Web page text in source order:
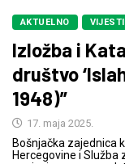
AKTUELNO VIJESTI
Izložba i
društvo
1948)”
17. maja 2025.
Bošnjačka zajednica
Hercegovine i Služba